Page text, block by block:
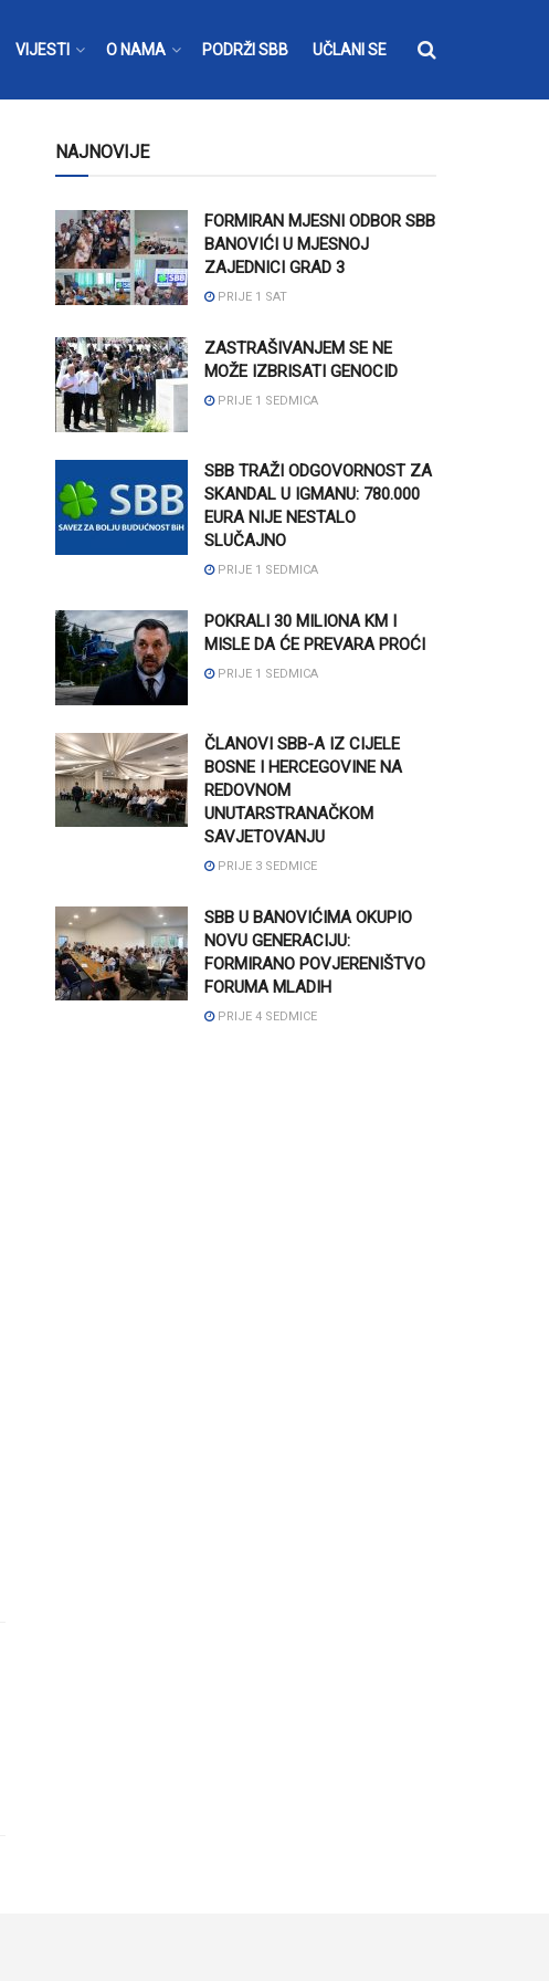
VIJESTI O NAMA PODRŽI SBB UČLANI SE
NAJNOVIJE
FORMIRAN MJESNI ODBOR SBB
BANOVIĆI U MJESNOJ
ZAJEDNICI GRAD 3
PRIJE 1 SAT
ZASTRAŠIVANJEM SE NE
MOŽE IZBRISATI GENOCID
PRIJE 1 SEDMICA
SBB TRAŽI ODGOVORNOST ZA
SKANDAL U IGMANU: 780.000
EURA NIJE NESTALO
SLUČAJNO
PRIJE 1 SEDMICA
POKRALI 30 MILIONA KM I
MISLE DA ĆE PREVARA PROĆI
PRIJE 1 SEDMICA
ČLANOVI SBB-A IZ CIJELE
BOSNE I HERCEGOVINE NA
REDOVNOM
UNUTARSTRANAČKOM
SAVJETOVANJU
PRIJE 3 SEDMICE
SBB U BANOVIĆIMA OKUPIO
NOVU GENERACIJU:
FORMIRANO POVJERENIŠTVO
FORUMA MLADIH
PRIJE 4 SEDMICE